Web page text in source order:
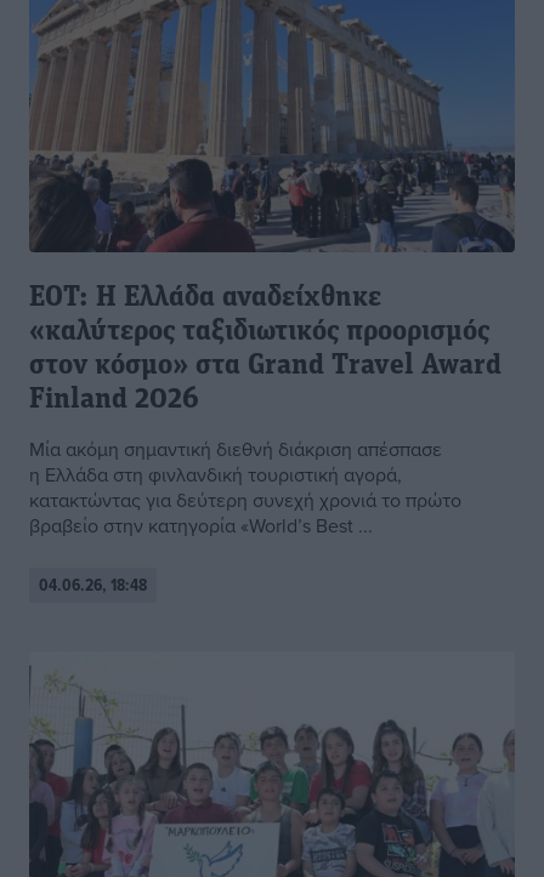
ΕΟΤ: Η Ελλάδα αναδείχθηκε
«καλύτερος ταξιδιωτικός προορισμός
στον κόσμο» στα Grand Travel Award
Finland 2026
Μία ακόμη σημαντική διεθνή διάκριση απέσπασε
η Ελλάδα στη φινλανδική τουριστική αγορά,
κατακτώντας για δεύτερη συνεχή χρονιά το πρώτο
βραβείο στην κατηγορία «World’s Best ...
04.06.26, 18:48